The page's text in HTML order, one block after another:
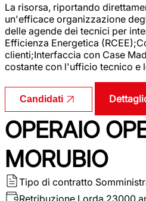
La risorsa, riportando
un'efficace organizzazione
delle agende dei tecnici per
Efficienza Energetica
clienti;Interfaccia con Case
costante con l'ufficio tecnico e
Candidati
OPERAIO
MORUBIO
Tipo di contratto
Retribuzione Lorda 23000